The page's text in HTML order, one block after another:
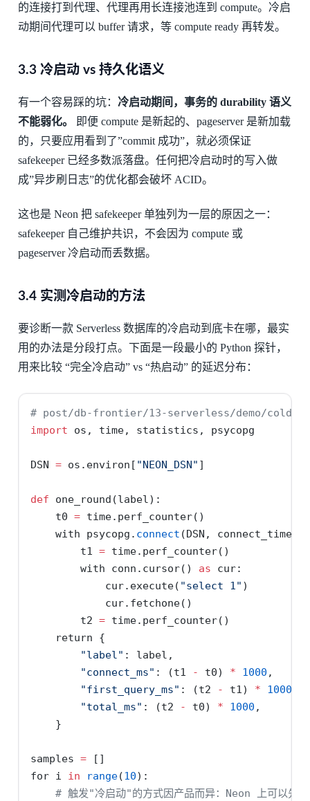
的连接打到代理、代理再用长连接池连到 compute。冷启
动期间代理可以 buffer 请求，等 compute ready 再转发。
3.3 冷启动 vs 持久化语义
有一个容易踩的坑： 冷启动期间，事务的 durability 语义
不能弱化。
即便 compute 是新起的、pageserver 是新加载
的，只要应用看到了”commit 成功”，就必须保证
safekeeper 已经多数派落盘。任何把冷启动时的写入做
成”异步刷日志”的优化都会破坏 ACID。
这也是 Neon 把 safekeeper 单独列为一层的原因之一：
safekeeper 自己维护共识，不会因为 compute 或
pageserver 冷启动而丢数据。
3.4 实测冷启动的方法
要诊断一款 Serverless 数据库的冷启动到底卡在哪，最实
用的办法是分段打点。下面是一段最小的 Python 探针，
用来比较 “完全冷启动” vs “热启动” 的延迟分布：
# post/db-frontier/13-serverless/demo/
import os, time, statistics, psycopg
DSN = os.environ[ "NEON_DSN" ]
def one_round(label):
    t0
= time.perf_counter()
with psycopg. connect (DSN,
        t1
= time.perf_counter()
with conn.cursor() as cur:
            cur.execute(
"select 1" )
            cur.fetchone()
        t2
= time.perf_counter()
return {
"label" : label,
"connect_ms" : (t1 - t0) * 1000 ,
"first_query_ms" : (t2 - t1) * 1000
"total_ms" : (t2 - t0) * 1000 ,
    }
samples = []
for i in range(10):
# 触发"冷启动"的方式因产品而异：Neon 上可以先等